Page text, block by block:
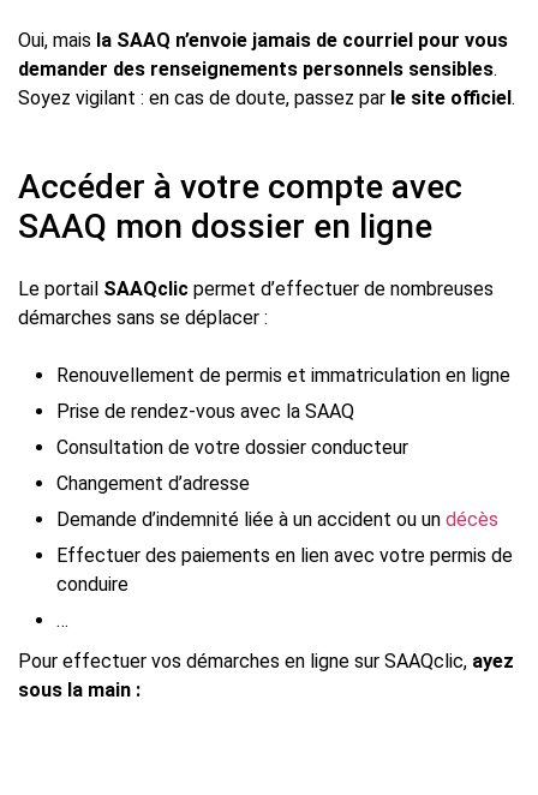
Oui, mais la SAAQ n’envoie jamais de courriel pour vous
demander des renseignements personnels sensibles.
Soyez vigilant : en cas de doute, passez par le site officiel .
Accéder à votre compte avec
SAAQ mon dossier en ligne
Le portail SAAQclic permet d’effectuer de nombreuses
démarches sans se déplacer :
Renouvellement de permis et immatriculation en ligne
Prise de rendez-vous avec la SAAQ
Consultation de votre dossier conducteur
Changement d’adresse
Demande d’indemnité liée à un accident ou un décès
Effectuer des paiements en lien avec votre permis de
conduire
…
Pour effectuer vos démarches en ligne sur SAAQclic, ayez
sous la main :